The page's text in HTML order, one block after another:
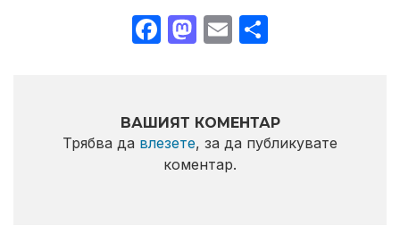
Facebook
Mastodon
Email
ВАШИЯТ КОМЕНТАР
Трябва да влезете, за да публикувате
коментар.